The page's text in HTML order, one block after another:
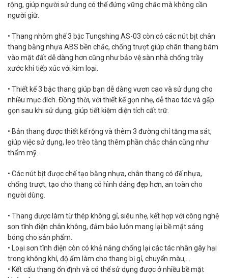
rộng, giúp người sử dụng có thể đứng vững chắc mà không cần
người giữ.
• Thang nhôm ghế 3 bậc Tungshing AS-03 còn có các nút bịt chân
thang bằng nhựa ABS bền chắc, chống trượt giúp chân thang bám
vào mặt đất dễ dàng hơn cũng như bảo vệ sàn nhà chống trầy
xước khi tiếp xúc với kim loại.
• Thiết kế 3 bậc thang giúp bạn dễ dàng vươn cao và sử dụng cho
nhiều mục đích. Đồng thời, với thiết kế gọn nhẹ, dễ thao tác và gấp
gọn sau khi sử dụng, giúp tiết kiệm diện tích cất trữ.
• Bản thang được thiết kế rộng và thêm 3 đường chỉ tăng ma sát,
giúp việc sử dụng, leo trèo tăng thêm phần chắc chắn cũng như
thẩm mỹ.
• Các nút bịt được chế tạo bằng nhựa, chân thang có đế nhựa,
chống trượt, tạo cho thang có hình dáng đẹp hơn, an toàn cho
người dùng.
• Thang được làm từ thép không gỉ, siêu nhẹ, kết hợp với công nghệ
sơn tĩnh điện chân không, đảm bảo luôn mang lại bề mặt sáng
bóng cho sản phẩm.
• Loại sơn tĩnh điện còn có khả năng chống lại các tác nhân gây hại
trong không khí, độ ẩm làm cho thang bị gỉ, chuyển màu,…
• Kết cấu thang ổn định và có thể sử dụng được ở nhiều bề mặt